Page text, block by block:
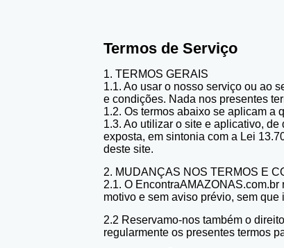
Termos de Serviço
1. TERMOS GERAIS
1.1. Ao usar o nosso serviço ou ao
e condições. Nada nos presentes
1.2. Os termos abaixo se aplicam a
1.3. Ao utilizar o site e aplicativo,
exposta, em sintonia com a Lei
deste site.
2. MUDANÇAS NOS TERMOS E
2.1. O
motivo e sem aviso prévio, sem
2.2 Reservamo-nos também o
regularmente os presentes termos